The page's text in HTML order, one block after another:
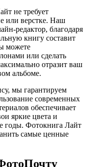
не требует
или верстке. Наш
редактор, благодаря
книгу составит
можете
или сделать
отразит ваш
альбоме.
мы гарантируем
современных
обеспечивает
яркие цвета и
годы. Фотокнига Лайт
самые ценные